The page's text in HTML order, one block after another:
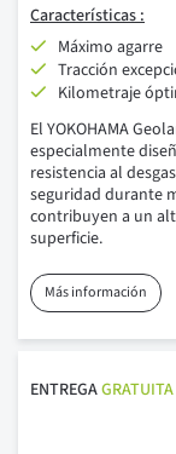
Características :
Máximo agarre
Tracción
Kilometraje
El YOKOHAMA
especialmente
resistencia al
seguridad durante
contribuyen a un
superficie.
Más información
ENTREGAGRATUITA